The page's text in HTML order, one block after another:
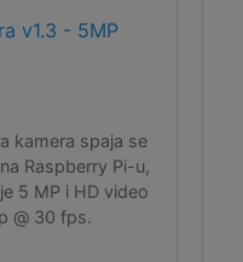
v1.3 - 5MP
kamera spaja se
Raspberry Pi-u,
5 MP i HD video
@ 30 fps.